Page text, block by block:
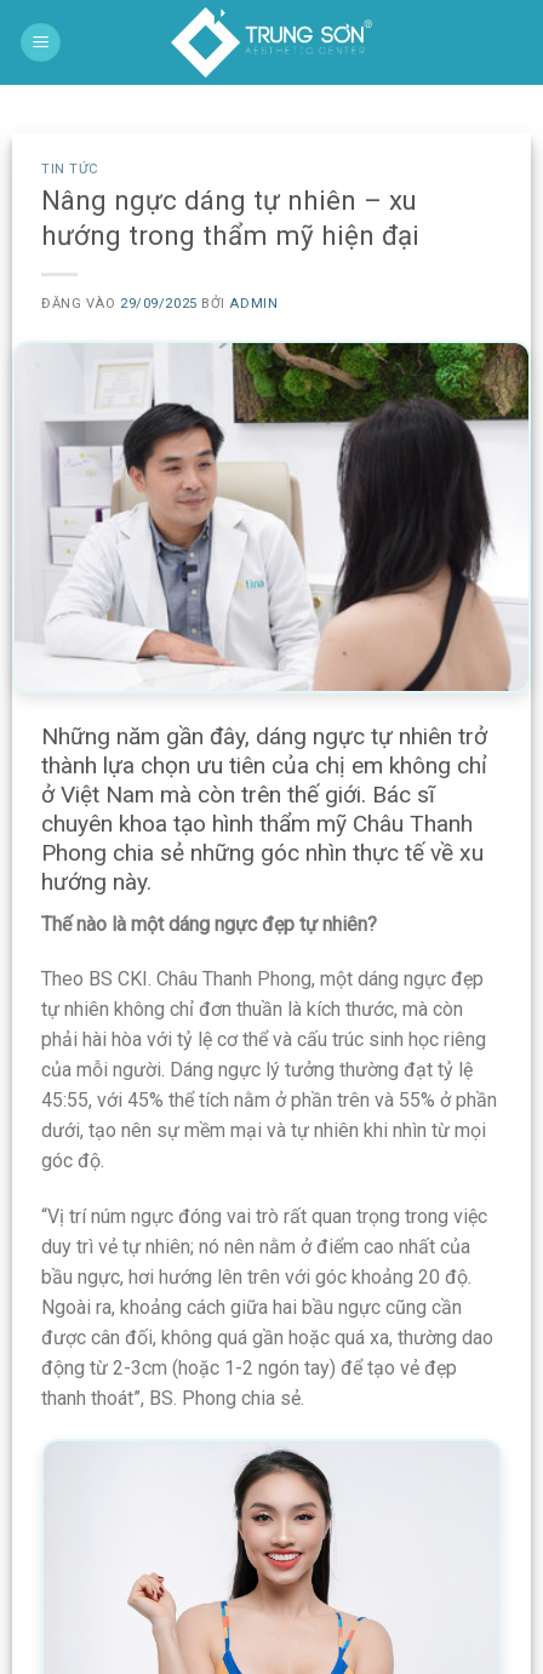
qua
TIN TỨC
Nâng ngực dáng tự nhiên – xu
hướng trong thẩm mỹ hiện đại
ĐĂNG VÀO 29/09/2025 BỞI ADMIN
Những năm gần đây, dáng ngực tự nhiên trở
thành lựa chọn ưu tiên của chị em không chỉ
ở Việt Nam mà còn trên thế giới. Bác sĩ
chuyên khoa tạo hình thẩm mỹ Châu Thanh
Phong chia sẻ những góc nhìn thực tế về xu
hướng này.
Thế nào là một dáng ngực đẹp tự nhiên?
Theo BS CKI. Châu Thanh Phong, một dáng ngực đẹp
tự nhiên không chỉ đơn thuần là kích thước, mà còn
phải hài hòa với tỷ lệ cơ thể và cấu trúc sinh học riêng
của mỗi người. Dáng ngực lý tưởng thường đạt tỷ lệ
45:55, với 45% thể tích nằm ở phần trên và 55% ở phần
dưới, tạo nên sự mềm mại và tự nhiên khi nhìn từ mọi
góc độ.
“Vị trí núm ngực đóng vai trò rất quan trọng trong việc
duy trì vẻ tự nhiên; nó nên nằm ở điểm cao nhất của
bầu ngực, hơi hướng lên trên với góc khoảng 20 độ.
Ngoài ra, khoảng cách giữa hai bầu ngực cũng cần
được cân đối, không quá gần hoặc quá xa, thường dao
động từ 2-3cm (hoặc 1-2 ngón tay) để tạo vẻ đẹp
thanh thoát”, BS. Phong chia sẻ.